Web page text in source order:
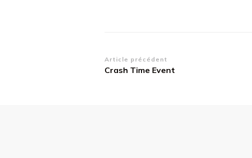
Navigation
d’article
Article précédent
Crash Time Event